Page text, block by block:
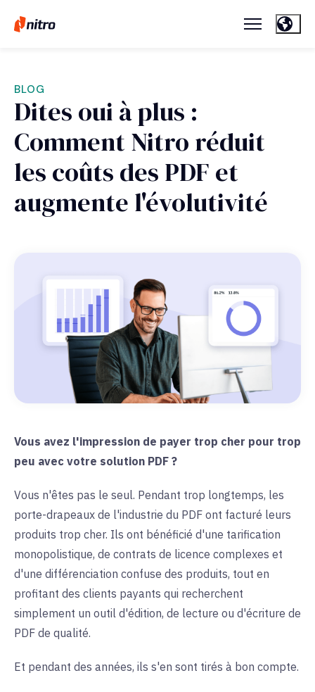
BLOG
Dites oui à plus :
Comment Nitro réduit
les coûts des PDF et
augmente l'évolutivité
Vous avez l'impression de payer trop cher pour trop
peu avec votre solution PDF ?
Vous n'êtes pas le seul. Pendant trop longtemps, les
porte-drapeaux de l'industrie du PDF ont facturé leurs
produits trop cher. Ils ont bénéficié d'une tarification
monopolistique, de contrats de licence complexes et
d'une différenciation confuse des produits, tout en
profitant des clients payants qui recherchent
simplement un outil d'édition, de lecture ou d'écriture de
PDF de qualité.
Et pendant des années, ils s'en sont tirés à bon compte.